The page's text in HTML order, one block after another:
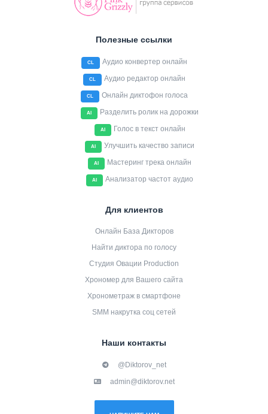
Полезные ссылки
CL Аудио конвертер онлайн
CL Аудио редактор онлайн
CL Онлайн диктофон голоса
AI Разделить ролик на дорожки
AI Голос в текст онлайн
AI Улучшить качество записи
AI Мастеринг трека онлайн
AI Анализатор частот аудио
Для клиентов
Онлайн База Дикторов
Найти диктора по голосу
Студия Овации Production
Хрономер для Вашего сайта
Хронометраж в смартфоне
SMM накрутка соц сетей
Наши контакты
@Diktorov_net
admin@diktorov.net